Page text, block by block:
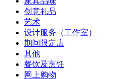
创意礼品
艺术
设计服务（工作室）
期间限定店
其他
餐饮及烹饪
网上购物